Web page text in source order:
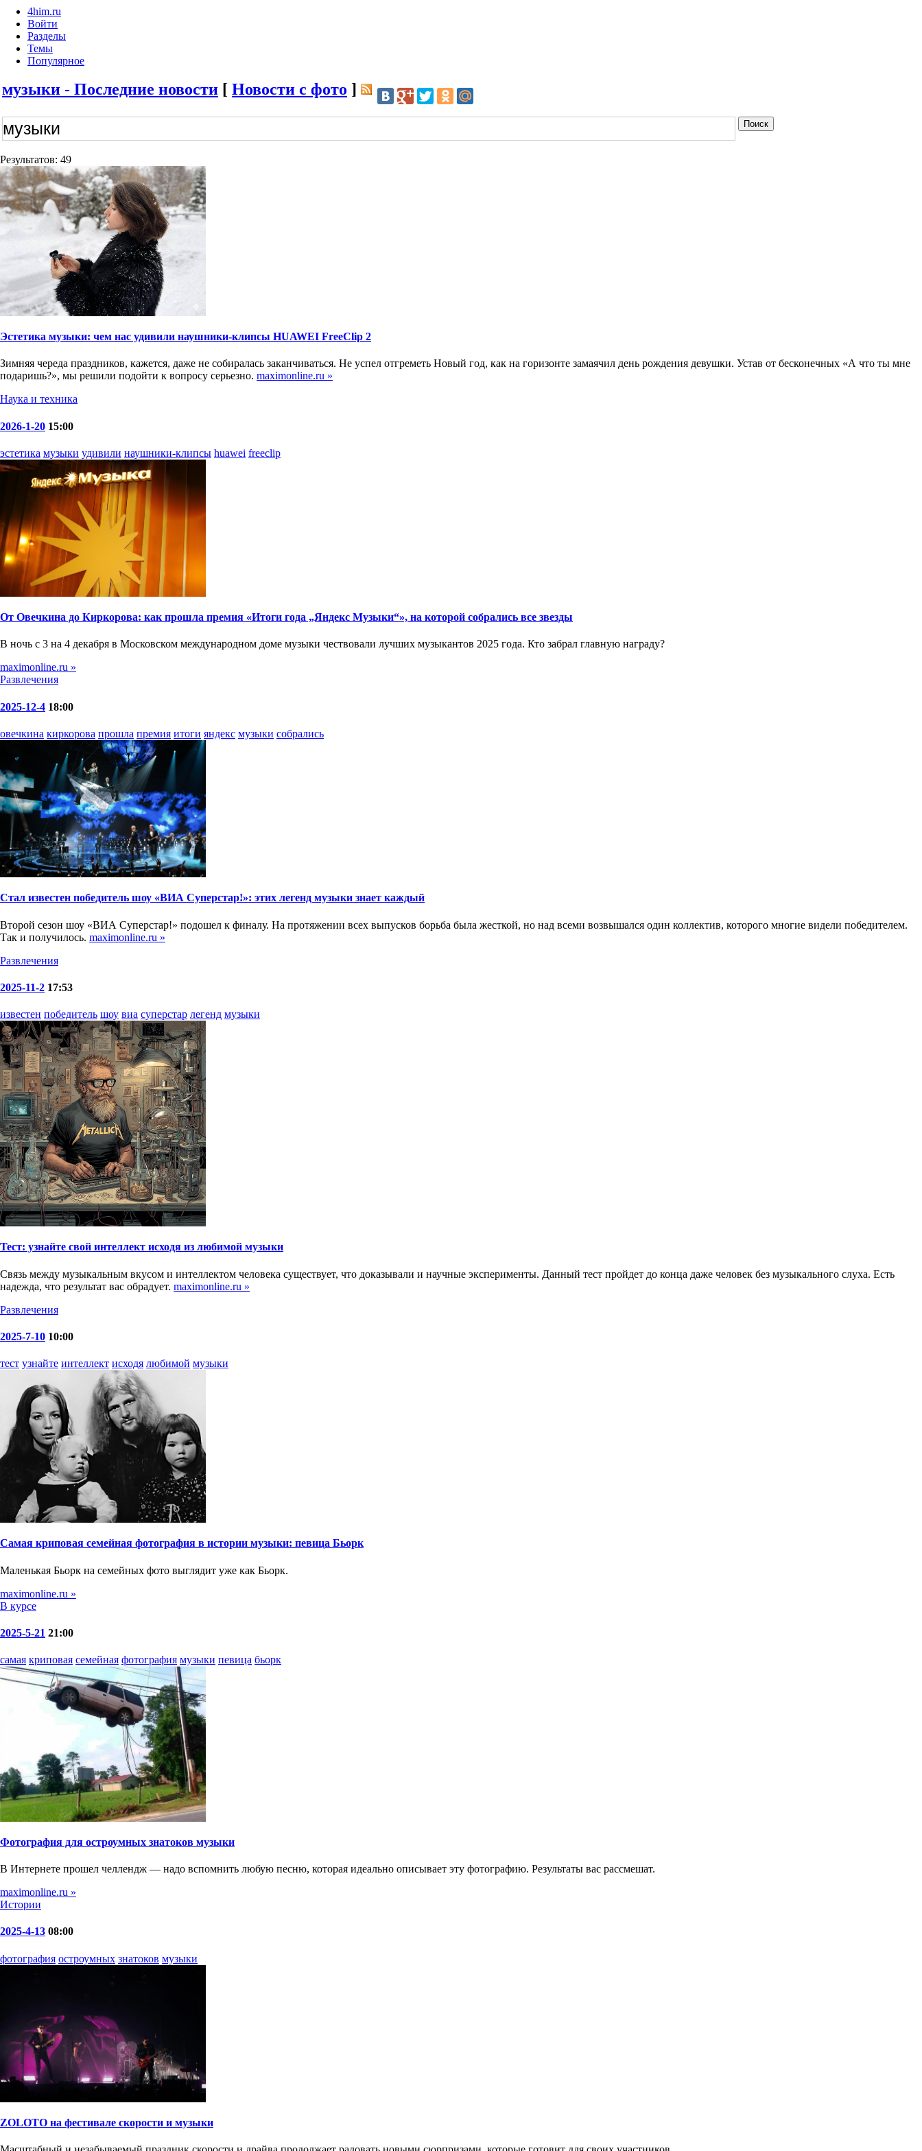
4him.ru
Войти
Разделы
Темы
Популярное
музыки - Последние новости [ Новости с фото ]
Результатов: 49
Эстетика музыки: чем нас удивили наушники-клипсы HUAWEI FreeClip 2
Зимняя череда праздников, кажется, даже не собиралась заканчиваться. Не успел отгреметь Новый год, как на горизонте замаячил день рождения девушки. Устав от бесконечных «А что ты мне
подаришь?», мы решили подойти к вопросу серьезно. maximonline.ru »
Наука и техника
2026-1-20 15:00
эстетика музыки удивили наушники-клипсы huawei freeclip
От Овечкина до Киркорова: как прошла премия «Итоги года „Яндекс Музыки“», на которой собрались все звезды
В ночь с 3 на 4 декабря в Московском международном доме музыки чествовали лучших музыкантов 2025 года. Кто забрал главную награду?
maximonline.ru »
Развлечения
2025-12-4 18:00
овечкина киркорова прошла премия итоги яндекс музыки собрались
Стал известен победитель шоу «ВИА Суперстар!»: этих легенд музыки знает каждый
Второй сезон шоу «ВИА Суперстар!» подошел к финалу. На протяжении всех выпусков борьба была жесткой, но над всеми возвышался один коллектив, которого многие видели победителем.
Так и получилось. maximonline.ru »
Развлечения
2025-11-2 17:53
известен победитель шоу виа суперстар легенд музыки
Тест: узнайте свой интеллект исходя из любимой музыки
Связь между музыкальным вкусом и интеллектом человека существует, что доказывали и научные эксперименты. Данный тест пройдет до конца даже человек без музыкального слуха. Есть
надежда, что результат вас обрадует. maximonline.ru »
Развлечения
2025-7-10 10:00
тест узнайте интеллект исходя любимой музыки
Самая криповая семейная фотография в истории музыки: певица Бьорк
Маленькая Бьорк на семейных фото выглядит уже как Бьорк.
maximonline.ru »
В курсе
2025-5-21 21:00
самая криповая семейная фотография музыки певица бьорк
Фотография для остроумных знатоков музыки
В Интернете прошел челлендж — надо вспомнить любую песню, которая идеально описывает эту фотографию. Результаты вас рассмешат.
maximonline.ru »
Истории
2025-4-13 08:00
фотография остроумных знатоков музыки
ZOLOTO на фестивале скорости и музыки